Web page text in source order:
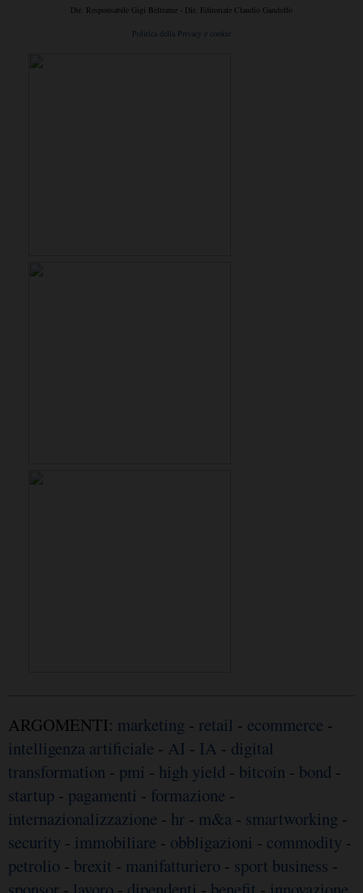
Dir. Responsabile Gigi Beltrame - Dir. Editoriale Claudio Gandolfo
Politica della Privacy e cookie
ARGOMENTI: marketing - retail - ecommerce -
intelligenza artificiale - AI - IA - digital
transformation - pmi - high yield - bitcoin - bond -
startup - pagamenti - formazione -
internazionalizzazione - hr - m&a - smartworking -
security - immobiliare - obbligazioni - commodity -
petrolio - brexit - manifatturiero - sport business -